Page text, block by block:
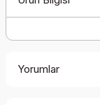
Yorumlar